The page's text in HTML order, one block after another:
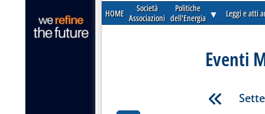
HOME
Società
Associazioni
Politiche
dell'Energia ▼ Leggi e atti
Eventi